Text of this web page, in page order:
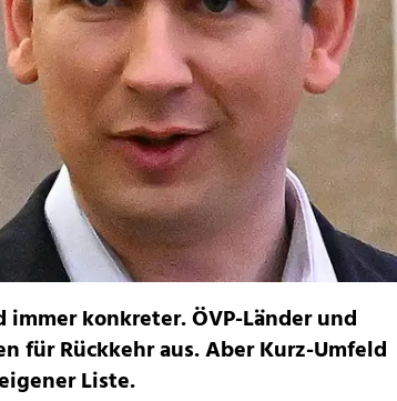
immer konkreter. ÖVP-Länder und
für Rückkehr aus. Aber Kurz-Umfeld
Liste.